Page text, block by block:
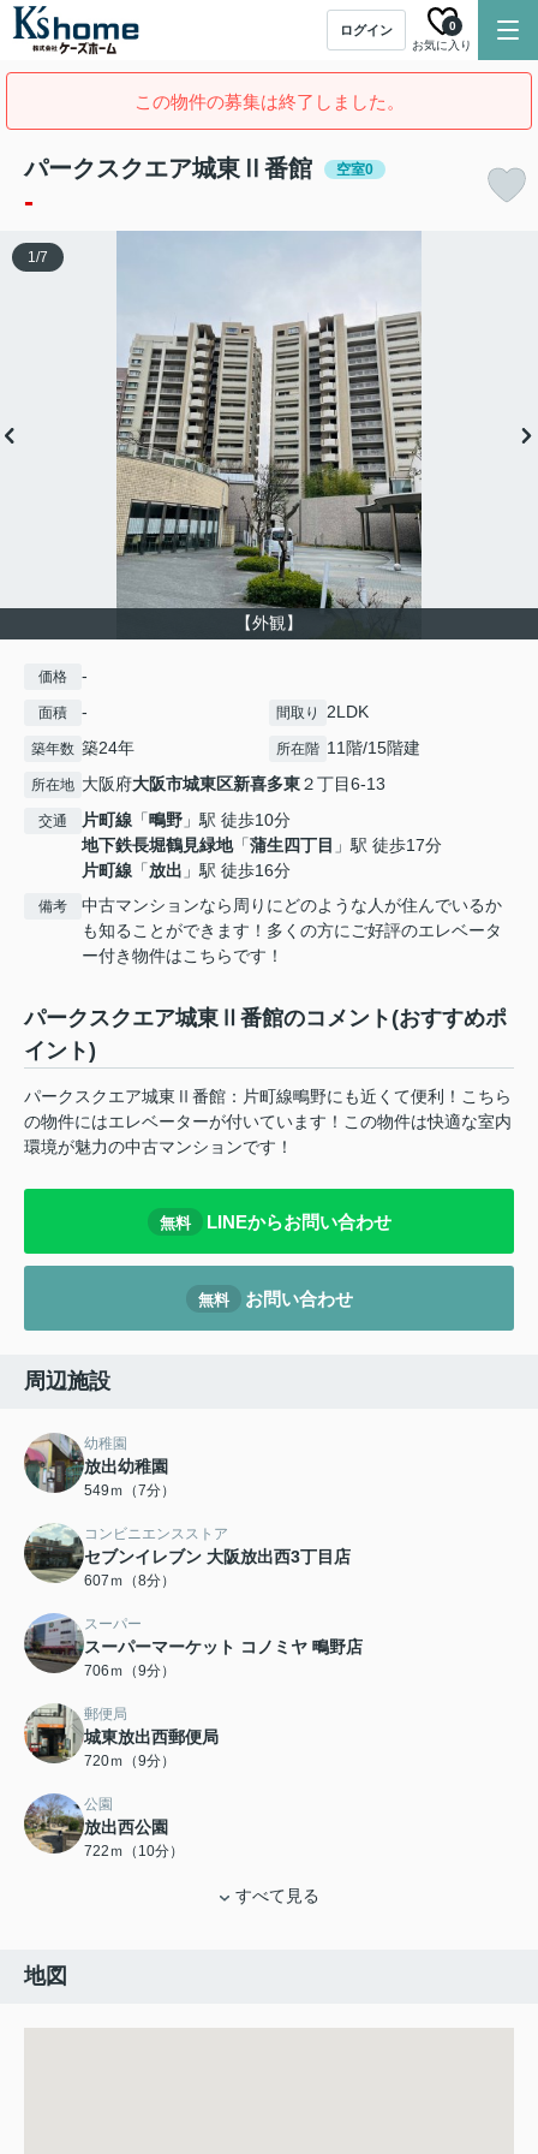
ログイン
お気に入り
0
この物件の募集は終了しました。
パークスクエア城東Ⅱ番館 空室0
-
【外観】
1/7
価格 -
面積 - 間取り 2LDK
築年数 築24年 所在階 11階/15階建
所在地 大阪府大阪市城東区新喜多東２丁目6-13
交通 片町線 「鴫野 」駅 徒歩10分
地下鉄長堀鶴見緑地「蒲生四丁目 」駅 徒歩17分
片町線 「放出 」駅 徒歩16分
備考
中古マンションなら周りにどのような人が住んでいるか
も知ることができます！多くの方にご好評のエレベータ
ー付き物件はこちらです！
パークスクエア城東Ⅱ番館のコメント(おすすめポ
イント)
パークスクエア城東Ⅱ番館：片町線鴫野にも近くて便利！こちら
の物件にはエレベーターが付いています！この物件は快適な室内
環境が魅力の中古マンションです！
無料 LINEからお問い合わせ
無料 お問い合わせ
周辺施設
幼稚園
放出幼稚園
549ｍ（7分）
コンビニエンスストア
セブンイレブン 大阪放出西3丁目店
607ｍ（8分）
スーパー
スーパーマーケット コノミヤ 鴫野店
706ｍ（9分）
郵便局
城東放出西郵便局
720ｍ（9分）
公園
放出西公園
722ｍ（10分）
すべて見る
地図